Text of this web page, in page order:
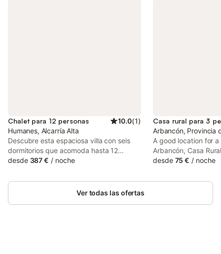
Chalet para 12 personas 10.0(1)
Humanes, Alcarría Alta
Descubre esta espaciosa villa con seis
dormitorios que acomoda hasta 12
personas, perfecta para unas vacaciones
abierta del 25/05 al 15/09 - Amplios y
cómodos dormitorios con baño privado -
desde 387 € / noche
Casa rural para 3
Arbancón, Provincia
A good location for
Arbancón, Casa
country house
garden, terrace and
desde 75 € / noche
Ver todas las ofertas